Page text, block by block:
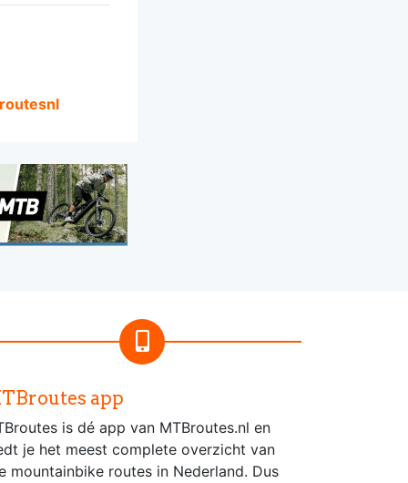
app
is dé app van MTBroutes.nl en
je het meest complete overzicht van
mountainbike routes in Nederland. Dus